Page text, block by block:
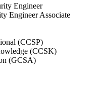
Engineer
Engineer Associate
(CCSP)
(CCSK)
(GCSA)